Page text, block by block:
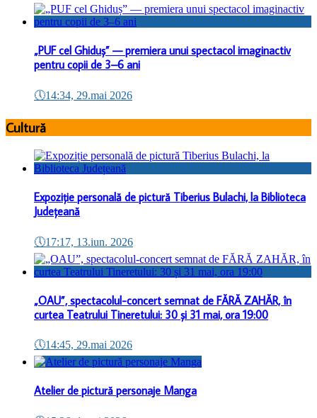
„PUF cel Ghiduș” — premiera unui spectacol imaginactiv
pentru copii de 3–6 ani
🕔14:34, 29.mai 2026
Cultură
Expoziție personală de pictură Tiberius Bulachi, la Biblioteca
Județeană
🕔17:17, 13.iun. 2026
„OAU”, spectacolul-concert semnat de FĂRĂ ZAHĂR, în
curtea Teatrului Tineretului: 30 și 31 mai, ora 19:00
🕔14:45, 29.mai 2026
Atelier de pictură personaje Manga